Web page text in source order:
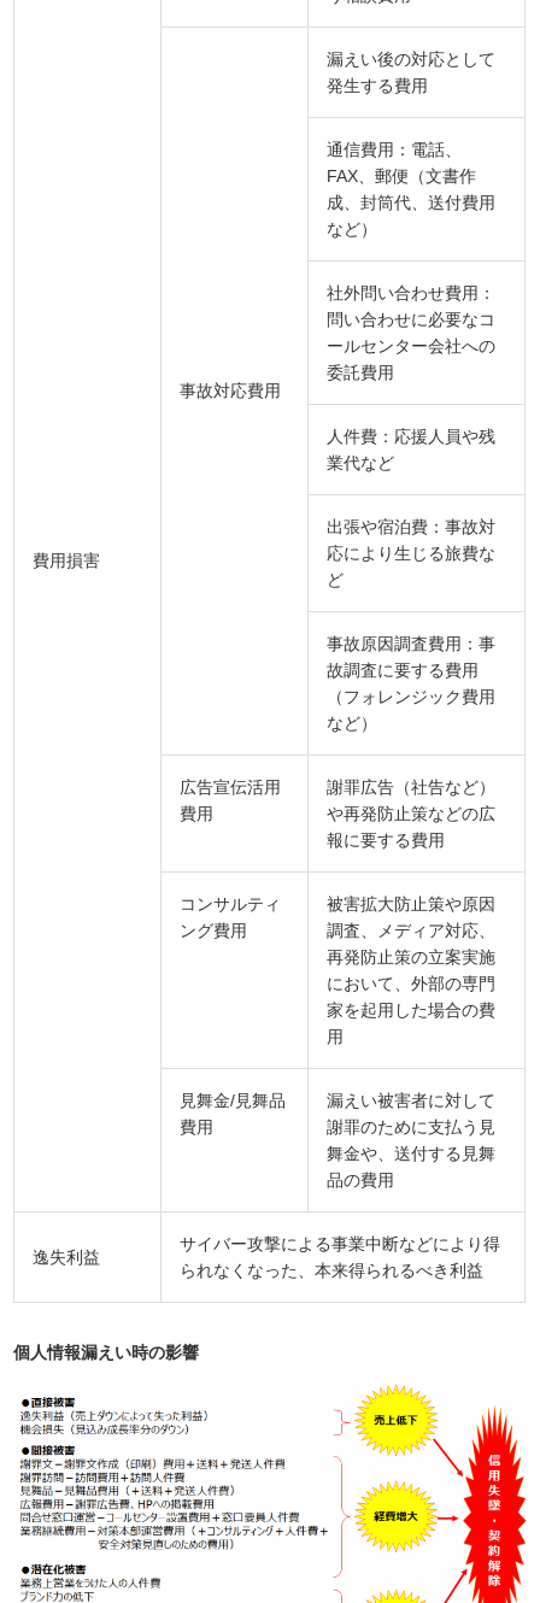
費用損害
事故対応費用
漏えい後の対応として
発生する費用
通信費用：電話、
FAX、郵便（文書作
成、封筒代、送付費用
など）
社外問い合わせ費用：
問い合わせに必要なコ
ールセンター会社への
委託費用
人件費：応援人員や残
業代など
出張や宿泊費：事故対
応により生じる旅費な
ど
事故原因調査費用：事
故調査に要する費用
（フォレンジック費用
など）
広告宣伝活用
費用
謝罪広告（社告など）
や再発防止策などの広
報に要する費用
コンサルティ
ング費用
被害拡大防止策や原因
調査、メディア対応、
再発防止策の立案実施
において、外部の専門
家を起用した場合の費
用
見舞金/見舞品
費用
漏えい被害者に対して
謝罪のために支払う見
舞金や、送付する見舞
品の費用
逸失利益
サイバー攻撃による事業中断などにより得
られなくなった、本来得られるべき利益
個人情報漏えい時の影響